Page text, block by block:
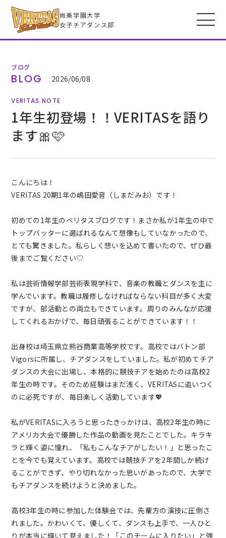
尚美学園大学
女子チアダンス部
VERITASとは
メンバー
フォトギャラリー
高校生のみなさんへ
新着情報
ブログ
お問い合わせ
よくあるご質問
女子チアダンス部諸規定
プライバシーポリシー
ブログ
BLOG 2026/06/08
VERITAS NOTE
1年生初登場！！VERITASを語り
ます🎀🩷
こんにちは！
VERITAS 20期1年の嶋田愛音（しまだみお）です！
初めての1年生のベリタスブログです！まさか私が1年生の中で
トップバッターに選ばれるなんて想像もしていなかったので、
とても驚きました。私らしく想いを込めて書いたので、ぜひ最
後までご覧ください♡
私は芸術情報学部芸術表現学科で、音楽の教職とダンスを主に
学んでいます。教職は履修しなければならない科目が多く大変
ですが、部活動との両立もできています。周りのみんなが応援
してくれるおかげで、毎日頑張ることができています！！
出身校は埼玉県立熊谷商業高等学校です。高校ではバトン部
Vigorsに所属し、チアダンスをしていました。私が初めてチア
ダンスの大会に出場し、本格的に競技チアを始めたのは高校2
年生の時です。そのため経験はまだ浅く、VERITASに追いつく
のに必死ですが、毎日楽しく活動しています💖
私がVERITASに入ろうと思ったきっかけは、高校2年生の時に
アメリカ大会で優勝した作品の動画を見たことでした。キラキ
ラと輝く姿に憧れ、「私もこんなチアがしたい！」と思ったこ
とを今でも覚えています。高校では競技チアを2年間しか続け
ることができず、やり切れなかった思いがあったので、大学で
もチアダンスを続けようと決めました。
高校3年生の時に参加した体験会では、先輩方の演技に圧倒さ
れました。かわいくて、優しくて、ダンスも上手で、一人ひと
りが本当に輝いて見えました！「このチームに入りたい」と強